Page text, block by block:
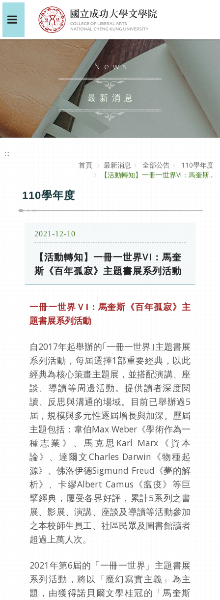
News
最新消息
:::
首頁
最新消息 全部公告
110學年度
【活動轉知】一冊一世界VI：馬奎斯...
110學年度
2021-12-10
【活動轉知】一冊一世界VI：馬奎
斯《百年孤寂》主題書展系列活動
一冊一世界ＶI：馬奎斯《百年孤寂》主
題書展系列活動
自2017年起舉辦的｢一冊一世界｣主題書展
系列活動，每屆選擇1部重要經典，以此
經典為核心策畫主題展，並搭配演講、座
談、導讀等周邊活動。提供讀者深度閱
讀、反思與溝通的場域。目前已舉辦過5
屆，規模與多元性逐屆增長與加深。歷屆
主題包括：韋伯Max Weber《學術作為一
種志業》、馬克思Karl Marx《資本
論》、達爾文Charles Darwin《物種起
源》、佛洛伊德Sigmund Freud《夢的解
析》、卡繆Albert Camus《瘟疫》等巨
擘經典，屢受各界好評，累計5系列之書
展、影展、演講、座談及導讀等活動參加
之本校師生員工、社區民眾及圖書館讀者
超過上萬人次。
2021年第6屆的「一冊一世界」主題書展
系列活動，將以「魔幻寫實主義」為主
題，由獲得諾貝爾文學桂冠的「馬奎斯